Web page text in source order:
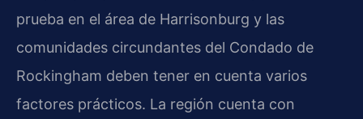
prueba en el área de Harrisonburg y las
comunidades circundantes del Condado de
Rockingham deben tener en cuenta varios
factores prácticos. La región cuenta con